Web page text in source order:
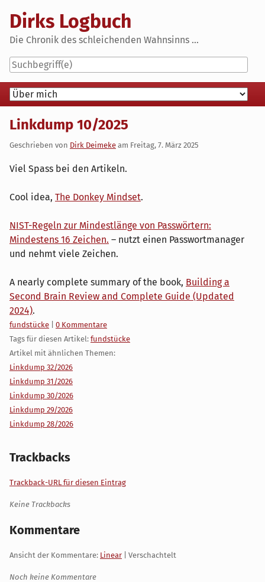
content
Dirks Logbuch
Die Chronik des schleichenden Wahnsinns ...
Navigation
Linkdump 10/2025
Geschrieben von Dirk Deimeke am Freitag, 7. März 2025
Viel Spass bei den Artikeln.
Cool idea, The Donkey Mindset.
NIST-Regeln zur Mindestlänge von Passwörtern:
Mindestens 16 Zeichen. – nutzt einen Passwortmanager
und nehmt viele Zeichen.
A nearly complete summary of the book, Building a
Second Brain Review and Complete Guide (Updated
2024).
Kategorien:
fundstücke
0 Kommentare
Tags für diesen Artikel: fundstücke
Artikel mit ähnlichen Themen:
Linkdump 32/2026
Linkdump 31/2026
Linkdump 30/2026
Linkdump 29/2026
Linkdump 28/2026
Trackbacks
Trackback-URL für diesen Eintrag
Keine Trackbacks
Kommentare
Ansicht der Kommentare: Linear | Verschachtelt
Noch keine Kommentare